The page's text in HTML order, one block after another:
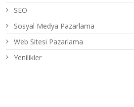
SEO
Sosyal Medya Pazarlama
Web Sitesi Pazarlama
Yenilikler